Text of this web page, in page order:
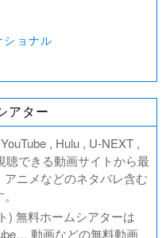
ョナル
BEGINNING
どーでもよくて～
アター
, Hulu , U-NEXT ,
聴できる動画サイトから最
ニメなどのネタバレ含む
) 無料ホームシアターは
動画などの無料動画